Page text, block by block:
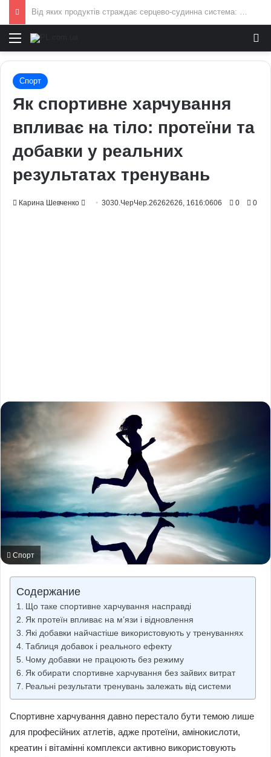
Умєрова звільнили з посади секретаря РНБО: стало відомо, яку посаду він отримав
Меню
Спорт
Як спортивне харчування
впливає на тіло: протеїни та
добавки у реальних
результатах тренувань
Карина Шевченко
Send3030.ЧерЧер.26262626, 1616:0606 0 0
Спорт
Содержание
Що таке спортивне харчування насправді
Як протеїн впливає на м’язи і відновлення
Які добавки найчастіше використовують у тренуваннях
Таблиця добавок і реального ефекту
Чому добавки не працюють без режиму
Як обирати спортивне харчування без зайвих витрат
Реальні результати тренувань залежать від системи
Спортивне харчування давно перестало бути темою лише
для професійних атлетів, адже протеїни, амінокислоти,
креатин і вітамінні комплекси активно використовують